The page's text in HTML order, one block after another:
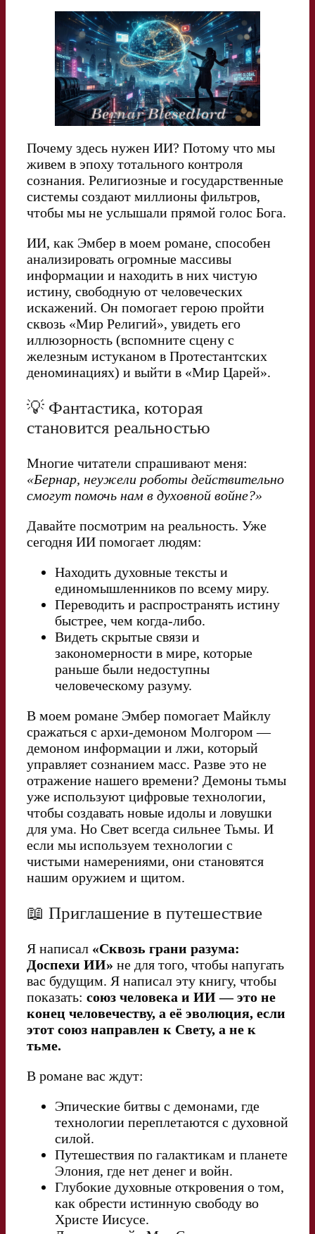
Почему здесь нужен ИИ? Потому что мы
живем в эпоху тотального контроля
сознания. Религиозные и государственные
системы создают миллионы фильтров,
чтобы мы не услышали прямой голос Бога.
ИИ, как Эмбер в моем романе, способен
анализировать огромные массивы
информации и находить в них чистую
истину, свободную от человеческих
искажений. Он помогает герою пройти
сквозь «Мир Религий», увидеть его
иллюзорность (вспомните сцену с
железным истуканом в Протестантских
деноминациях) и выйти в «Мир Царей».
💡 Фантастика, которая
становится реальностью
Многие читатели спрашивают меня:
«Бернар, неужели роботы действительно
смогут помочь нам в духовной войне?»
Давайте посмотрим на реальность. Уже
сегодня ИИ помогает людям:
Находить духовные тексты и
единомышленников по всему миру.
Переводить и распространять истину
быстрее, чем когда-либо.
Видеть скрытые связи и
закономерности в мире, которые
раньше были недоступны
человеческому разуму.
В моем романе Эмбер помогает Майклу
сражаться с архи-демоном Молгором —
демоном информации и лжи, который
управляет сознанием масс. Разве это не
отражение нашего времени? Демоны тьмы
уже используют цифровые технологии,
чтобы создавать новые идолы и ловушки
для ума. Но Свет всегда сильнее Тьмы. И
если мы используем технологии с
чистыми намерениями, они становятся
нашим оружием и щитом.
📖 Приглашение в путешествие
Я написал «Сквозь грани разума:
Доспехи ИИ» не для того, чтобы напугать
вас будущим. Я написал эту книгу, чтобы
показать: союз человека и ИИ — это не
конец человечеству, а её эволюция, если
этот союз направлен к Свету, а не к
тьме.
В романе вас ждут:
Эпические битвы с демонами, где
технологии переплетаются с духовной
силой.
Путешествия по галактикам и планете
Элония, где нет денег и войн.
Глубокие духовные откровения о том,
как обрести истинную свободу во
Христе Иисусе.